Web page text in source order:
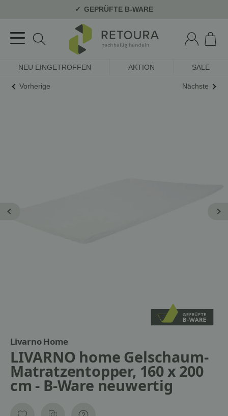
GEPRÜFTE B-WARE
NEU EINGETROFFEN AKTION SALE
Vorherige Nächste
Livarno Home
LIVARNO home Gelschaum-
Matratzentopper, 160 x 200
cm - B-Ware neuwertig